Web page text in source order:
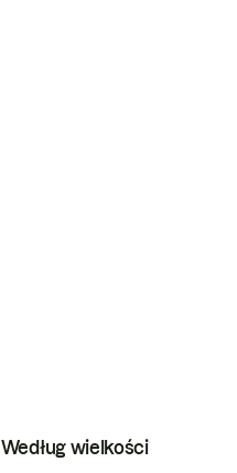
Według wielkości